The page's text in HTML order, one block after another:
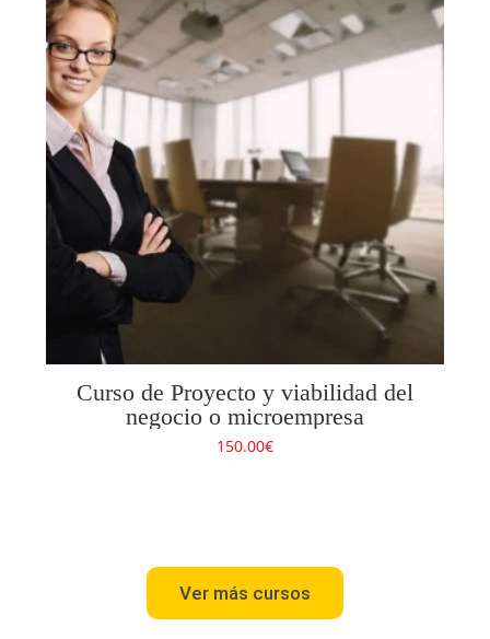
Curso de Proyecto y viabilidad del
negocio o microempresa
150.00€
Ver más cursos